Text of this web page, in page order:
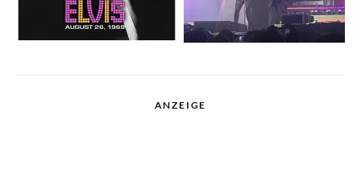
ANZEIGE